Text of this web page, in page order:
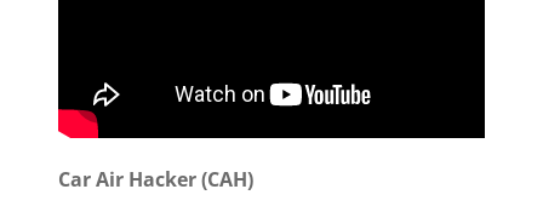
Car Air Hacker (CAH)